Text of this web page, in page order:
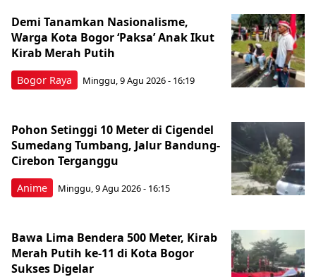
Bogor Raya
Demi Tanamkan Nasionalisme,
Warga Kota Bogor ‘Paksa’ Anak Ikut
Kirab Merah Putih
Minggu, 9 Agu 2026 - 16:19
Anime
Pohon Setinggi 10 Meter di Cigendel
Sumedang Tumbang, Jalur Bandung-
Cirebon Terganggu
Minggu, 9 Agu 2026 - 16:15
Bawa Lima Bendera 500 Meter, Kirab
Merah Putih ke-11 di Kota Bogor
Sukses Digelar